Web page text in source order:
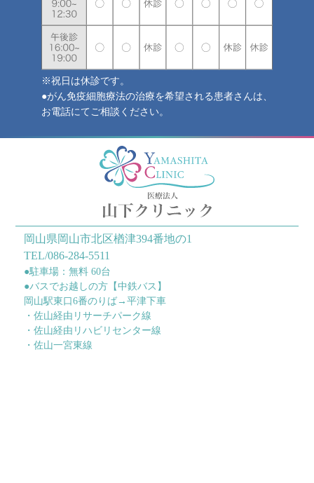
※祝日は休診です。
●がん免疫細胞療法の治療を希望される患者さんは、
お電話にてご相談ください。
岡山県岡山市北区楢津394番地の1
TEL/086-284-5511
●駐車場：無料 60台
●バスでお越しの方【中鉄バス】
岡山駅東口6番のりば→平津下車
・佐山経由リサーチパーク線
・佐山経由リハビリセンター線
・佐山一宮東線